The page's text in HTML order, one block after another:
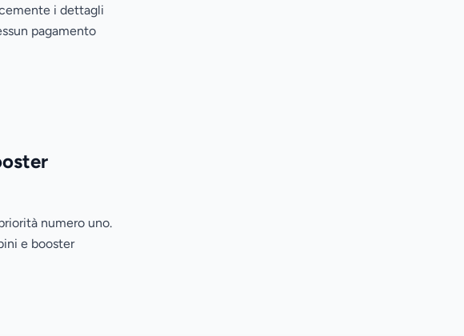
i dettagli
pagamento
numero uno.
e booster